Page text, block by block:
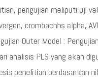
pengujian meliputi uji
crombacnhs alpha,
Outer Model :
analisis PLS yang akan
penelitian berdasarkan